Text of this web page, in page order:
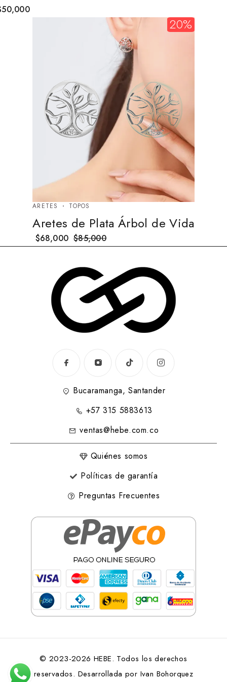
50,000
20%
ARETES TOPOS
Aretes de Plata Árbol de Vida
$85,000
$68,000
Bucaramanga, Santander
+57 315 5883613
ventas@hebe.com.co
Quiénes somos
Políticas de garantía
Preguntas Frecuentes
© 2023-2026 HEBE. Todos los derechos
reservados. Desarrollada por Ivan Bohorquez